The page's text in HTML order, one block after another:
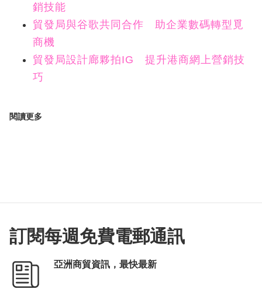
銷技能
貿發局與谷歌共同合作 助企業數碼轉型覓
商機
貿發局設計廊夥拍IG 提升港商網上營銷技
巧
閱讀更多
訂閱每週免費電郵通訊
亞洲商貿資訊，最快最新